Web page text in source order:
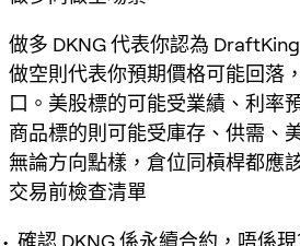
做多 DKNG 代表你認為
做空則代表你預期價格可能回落
口。美股標的可能受業績、利率
商品標的則可能受庫存、供需、
無論方向點樣，倉位同槓桿都應
交易前檢查清單
確認 DKNG 係永續合約，唔係